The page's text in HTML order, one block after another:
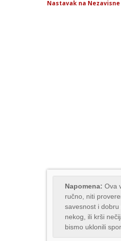
Nastavak na
Napomena: Ova
ručno, niti
savesnost i
nekog, ili krši
bismo uklonili